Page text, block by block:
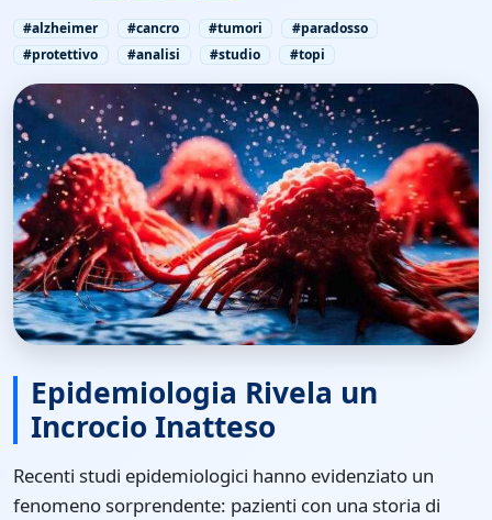
#alzheimer #cancro #tumori
#paradosso
#protettivo
#analisi #studio #topi
Epidemiologia Rivela un
Incrocio Inatteso
Recenti studi epidemiologici hanno evidenziato un
fenomeno sorprendente: pazienti con una storia di